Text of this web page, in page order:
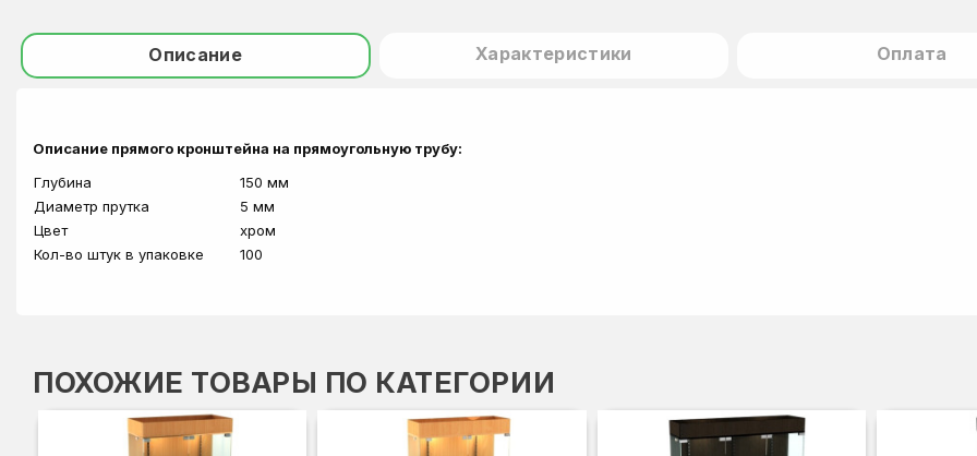
Описание Характеристики Оплата
Описание прямого кронштейна на прямоугольную трубу:
Глубина
150 мм
Диаметр прутка
5 мм
Цвет
хром
Кол-во штук в упаковке
100
ПОХОЖИЕ ТОВАРЫ ПО КАТЕГОРИИ